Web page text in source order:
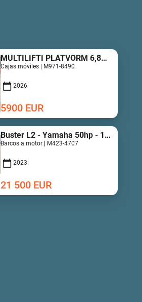
MULTILIFTI PLATVORM 6,8M UUS!
Cajas móviles | M971-8490
2026
5900 EUR
Buster L2 - Yamaha 50hp - 14h !
Barcos a motor | M423-4707
2023
21 500 EUR